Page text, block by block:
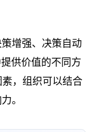
增强、决策自动
供价值的不同方
，组织可以结合
。